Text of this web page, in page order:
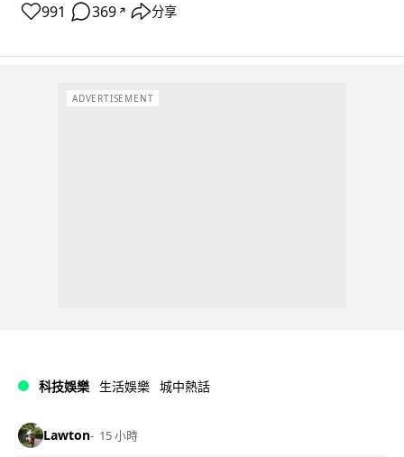
991 369 ↗ 分享
ADVERTISEMENT
科技娛樂 生活娛樂 城中熱話
Lawton 15 小時